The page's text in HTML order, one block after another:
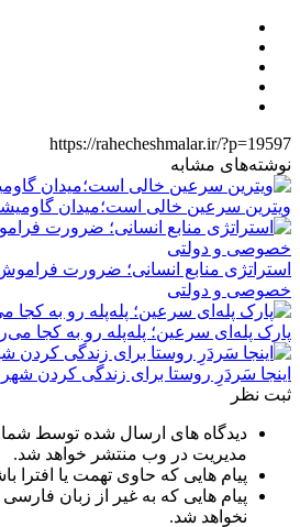
https://rahecheshmalar.ir/?p=19597
نوشته‌های مشابه
ویترین سرعین خالی است؛میدان
استراتژی منابع انسانی؛ ضرورت
خصوصی و دولتی
پارک پله‌ای سرعین؛ پله‌پله رو به کجا
اینجا سَردَرِ روستا برای زندگی کردن شهر
ثبت نظر
دیدگاه های ارسال شده توسط
مدیریت در وب منتشر خواهد شد.
پیام هایی که حاوی تهمت یا افترا
پیام هایی که به غیر از زبان
نخواهد شد.